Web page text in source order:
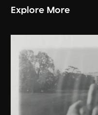
Explore More